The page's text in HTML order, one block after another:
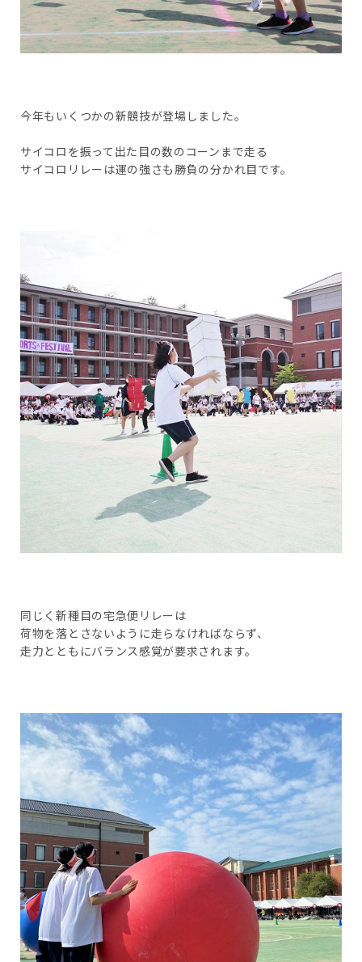
今年もいくつかの新競技が登場しました。
サイコロを振って出た目の数のコーンまで走る
サイコロリレーは運の強さも勝負の分かれ目です。
同じく新種目の宅急便リレーは
荷物を落とさないように走らなければならず、
走力とともにバランス感覚が要求されます。